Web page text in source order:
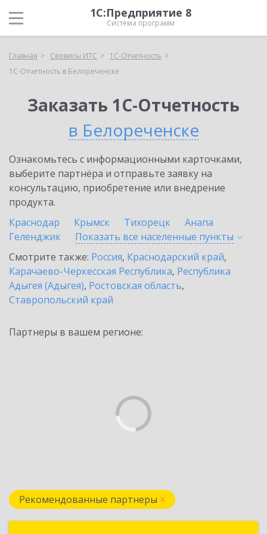
1С:Предприятие 8
Система программ
Главная Сервисы ИТС
1С-Отчетность
1С-Отчетность в Белореченске
Заказать 1С-Отчетность
в Белореченске
Ознакомьтесь с информационными карточками,
выберите партнёра и отправьте заявку на
консультацию, приобретение или внедрение
продукта.
Краснодар
Крымск Тихорецк
Анапа
Геленджик
Показать все населенные пункты
Смотрите также: Россия, Краснодарский край,
Карачаево-Черкесская Республика, Республика
Адыгея (Адыгея), Ростовская область,
Ставропольский край
Партнеры в вашем регионе:
Рекомендованные партнеры